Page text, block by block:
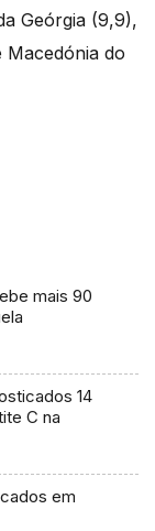
Geórgia (9,9),
Macedónia do
mais 90
14
C na
em